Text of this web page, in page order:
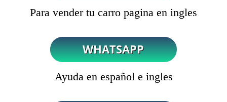
Para vender tu carro pagina en ingles
Ayuda en español e ingles